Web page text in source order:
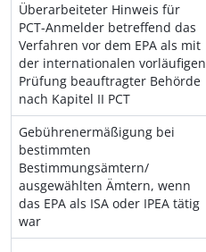
Überarbeiteter Hinweis für
PCT-Anmelder betreffend das
Verfahren vor dem EPA als mit
der internationalen vorläufigen
Prüfung beauftragter Behörde
nach Kapitel II PCT
Gebührenermäßigung bei
bestimmten
Bestimmungsämtern/
ausgewählten Ämtern, wenn
das EPA als ISA oder IPEA tätig
war